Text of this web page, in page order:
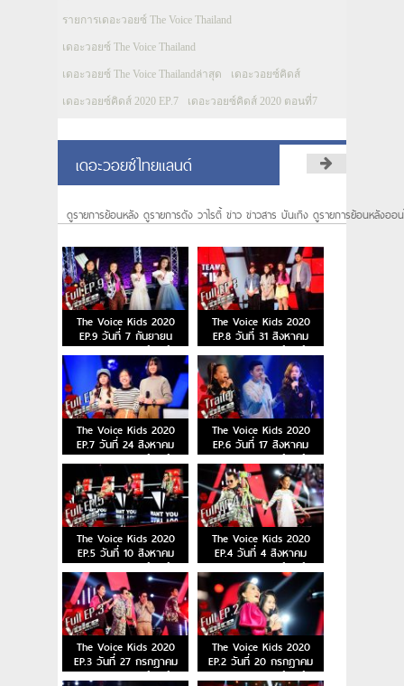
รายการเดอะวอยซ์ The Voice Thailand
เดอะวอยซ์ The Voice Thailand
เดอะวอยซ์ The Voice Thailandล่าสุด เดอะวอยซ์คิดส์
เดอะวอยซ์คิดส์ 2020 EP.7 เดอะวอยซ์คิดส์ 2020 ตอนที่7
เดอะวอยซ์ไทยแลนด์
ดูรายการย้อนหลัง ดูรายการดัง วาไรตี้ ข่าว ข่าวสาร บันเทิง ดูรายการย้อนหลังออ
The Voice Kids 2020
EP.9 วันที่ 7 กันยายน
2563 เดอะวอยซ์คิดส์
The Voice Kids 2020
EP.8 วันที่ 31 สิงหาคม
2563 เดอะวอยซ์คิดส์
The Voice Kids 2020
EP.7 วันที่ 24 สิงหาคม
2563 เดอะวอยซ์คิดส์
The Voice Kids 2020
EP.6 วันที่ 17 สิงหาคม
2563 เดอะวอยซ์คิดส์
The Voice Kids 2020
EP.5 วันที่ 10 สิงหาคม
2563 เดอะวอยซ์คิดส์
The Voice Kids 2020
EP.4 วันที่ 4 สิงหาคม
2563 เดอะวอยซ์คิดส์
The Voice Kids 2020
EP.3 วันที่ 27 กรกฎาคม
2563 เดอะวอยซ์คิดส์
The Voice Kids 2020
EP.2 วันที่ 20 กรกฎาคม
2563 เดอะวอยซ์คิดส์